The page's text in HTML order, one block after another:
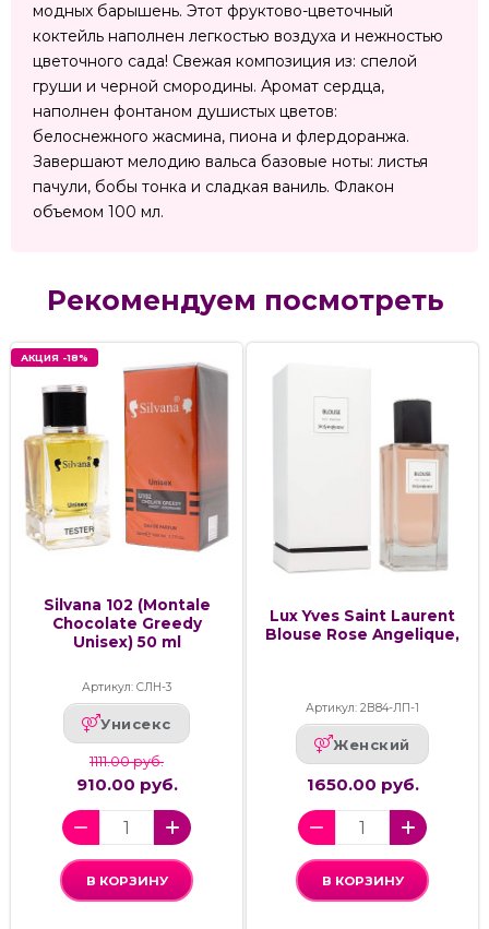
модных барышень. Этот фруктово-цветочный
коктейль наполнен легкостью воздуха и нежностью
цветочного сада! Свежая композиция из: спелой
груши и черной смородины. Аромат сердца,
наполнен фонтаном душистых цветов:
белоснежного жасмина, пиона и флердоранжа.
Завершают мелодию вальса базовые ноты: листья
пачули, бобы тонка и сладкая ваниль. Флакон
объемом 100 мл.
Рекомендуем посмотреть
АКЦИЯ -18%
Silvana 102 (Montale
Chocolate Greedy
Unisex) 50 ml
Артикул: СЛН-3
Унисекс
1111.00 руб.
910.00 руб.
В КОРЗИНУ
Lux Yves Saint Laurent
Blouse Rose Angelique,
Артикул: 2В84-ЛП-1
Женский
1650.00 руб.
В КОРЗИНУ